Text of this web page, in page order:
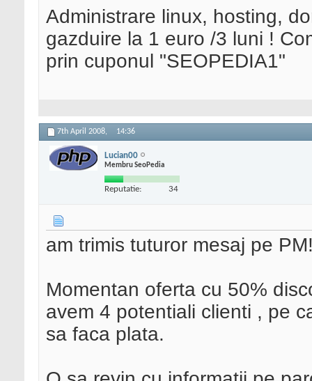
Administrare linux, hosting,
gazduire la 1 euro /3 luni !
prin cuponul "SEOPEDIA1"
7th April 2008, 14:36
Lucian00
Membru SeoPedia
Reputatie: 34
am trimis tuturor mesaj pe
Momentan oferta cu 50%
avem 4 potentiali clienti , pe
sa faca plata.